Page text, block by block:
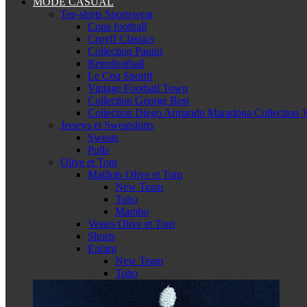
Tee-shirts Sportswear
Copa football
Cruyff Classics
Collection Panini
Retrofootball
Le Coq Sportif
Vintage Football Town
Collection George Best
Collection Diego Armando Maradona Collection
Jerseys et Sweatshirts
Sweats
Pulls
Olive et Tom
Maillots Olive et Tom
New Team
Toho
Mambo
Vestes Olive et Tom
Shorts
Enfant
New Team
Toho